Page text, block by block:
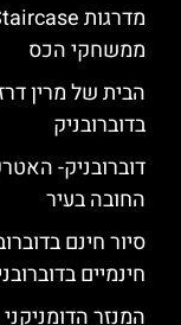
ממשחקי הכס
בדוברובניק
דוברובניק-
החובה בעיר
סיור חינם
חינמיים